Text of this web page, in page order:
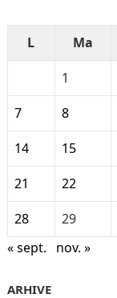
L
Ma
1
7
8
14
15
21
22
28
29
« sept.
nov. »
ARHIVE